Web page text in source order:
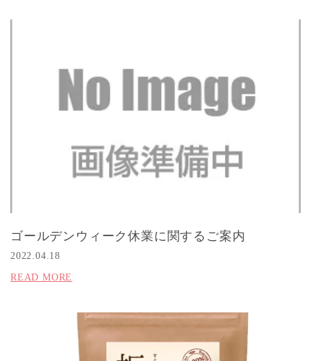
ゴールデンウィーク休業に関するご案内
2022.04.18
READ MORE